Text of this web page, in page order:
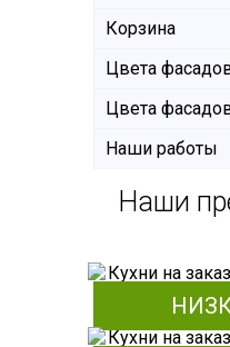
Корзина
Цвета
Цвета
Наши работы
Наши